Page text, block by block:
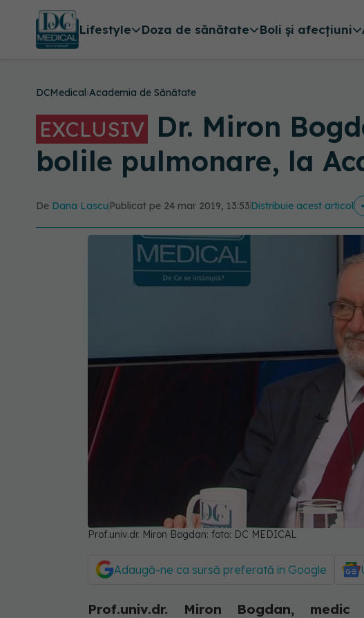
Lifestyle Doza de sănătate Boli și afecțiuni
DCMedical›Academia de Sănătate
EXCLUSIV Dr. Miron
bolile pulmonare, la
De Dana Lascu Publicat pe 24 mar 2019, 13:53Distribuie acest articol
Prof.univ.dr. Miron Bogdan: foto: DC MEDICAL
Adaugă-ne ca sursă preferată în Google
Prof.univ.dr. Miron Bogdan,